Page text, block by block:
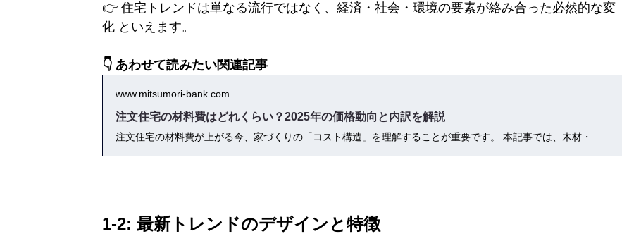
👉 住宅トレンドは単なる流行ではなく、経済・社会・環境の要素が絡み合った必然的な変
化 といえます。
👇 あわせて読みたい関連記事
www.mitsumori-bank.com
注文住宅の材料費はどれくらい？2025年の価格動向と内訳を解説
1-2: 最新トレンドのデザインと特徴